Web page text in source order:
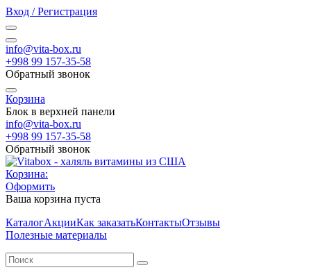
Вход / Регистрация
info@vita-box.ru
+998 99 157-35-58
Обратный звонок
Корзина
Блок в верхней панели
info@vita-box.ru
+998 99 157-35-58
Обратный звонок
Корзина:
Оформить
Ваша корзина пуста
КаталогАкцииКак заказатьКонтактыОтзывы
Полезные материалы